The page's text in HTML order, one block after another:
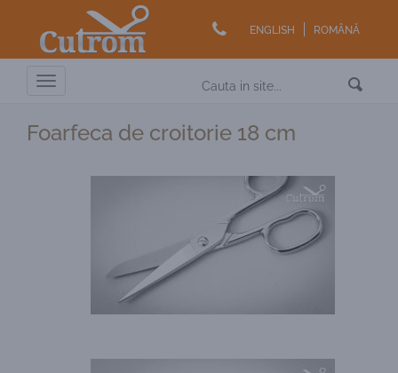
ENGLISH ROMÂNĂ
Toggle
Foarfeca de croitorie 18 cm